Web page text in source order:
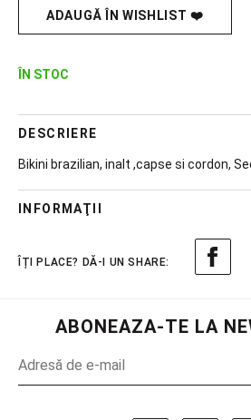
ADAUGĂ ÎN WISHLIST ❤️
ÎN STOC
DESCRIERE
Bikini brazilian, inalt ,capse si cordon,
INFORMAŢII
ABONEAZA-TE LA